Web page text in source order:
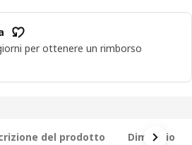
per ottenere un rimborso
del prodotto Dimensioni